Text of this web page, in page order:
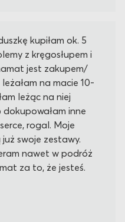
kupiłam ok. 5
z kręgosłupem i
jest zakupem/
na macie 10-
leżąc na niej
inne
rogal. Moje
swoje zestawy.
nawet w podróż
za to, że jesteś.